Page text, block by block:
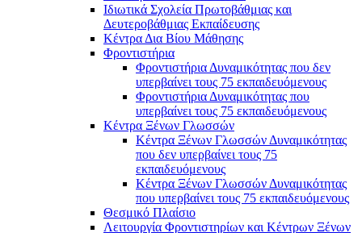
Ιδιωτικά Σχολεία Πρωτοβάθμιας και
Δευτεροβάθμιας Εκπαίδευσης
Κέντρα Δια Βίου Μάθησης
Φροντιστήρια
Φροντιστήρια Δυναμικότητας που δεν
υπερβαίνει τους 75 εκπαιδευόμενους
Φροντιστήρια Δυναμικότητας που
υπερβαίνει τους 75 εκπαιδευόμενους
Κέντρα Ξένων Γλωσσών
Kέντρα Ξένων Γλωσσών Δυναμικότητας
που δεν υπερβαίνει τους 75
εκπαιδευόμενους
Kέντρα Ξένων Γλωσσών Δυναμικότητας
που υπερβαίνει τους 75 εκπαιδευόμενους
Θεσμικό Πλαίσιο
Λειτουργία Φροντιστηρίων και Κέντρων Ξένων